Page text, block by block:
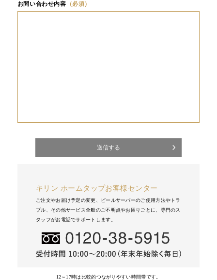
お問い合わせ内容 （必須）
キリン ホームタップお客様センター
ご注文やお届け予定の変更、ビールサーバーのご使用方法やトラ
ブル、その他サービス全般のご不明点やお困りごとに、専門のス
タッフがお電話でサポートします。
12～17時は比較的つながりやすい時間帯です。